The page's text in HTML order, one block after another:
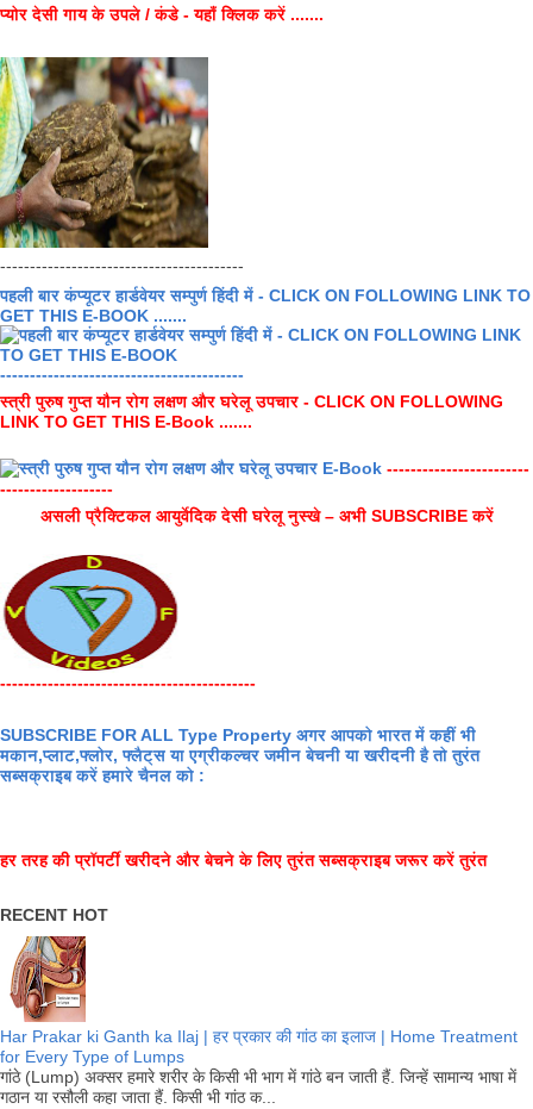
प्योर देसी गाय के उपले / कंडे - यहाँ क्लिक करें .......
-----------------------------------------
पहली बार कंप्यूटर हार्डवेयर सम्पुर्ण हिंदी में - CLICK ON FOLLOWING LINK TO
GET THIS E-BOOK .......
-----------------------------------------
स्त्री पुरुष गुप्त यौन रोग लक्षण और घरेलू उपचार - CLICK ON FOLLOWING
LINK TO GET THIS E-Book .......
------------------------
-------------------
असली प्रैक्टिकल आयुर्वेदिक देसी घरेलू नुस्खे – अभी SUBSCRIBE करें
-------------------------------------------
SUBSCRIBE FOR ALL Type Property अगर आपको भारत में कहीं भी
मकान,प्लाट,फ्लोर, फ्लैट्स या एग्रीकल्चर जमीन बेचनी या खरीदनी है तो तुरंत
सब्सक्राइब करें हमारे चैनल को :
हर तरह की प्रॉपर्टी खरीदने और बेचने के लिए तुरंत सब्सक्राइब जरूर करें तुरंत
RECENT HOT
Har Prakar ki Ganth ka Ilaj | हर प्रकार की गांठ का इलाज | Home Treatment
for Every Type of Lumps
गांठे (Lump) अक्सर हमारे शरीर के किसी भी भाग में गांठे बन जाती हैं. जिन्हें सामान्य भाषा में
गठान या रसौली कहा जाता हैं. किसी भी गांठ क...